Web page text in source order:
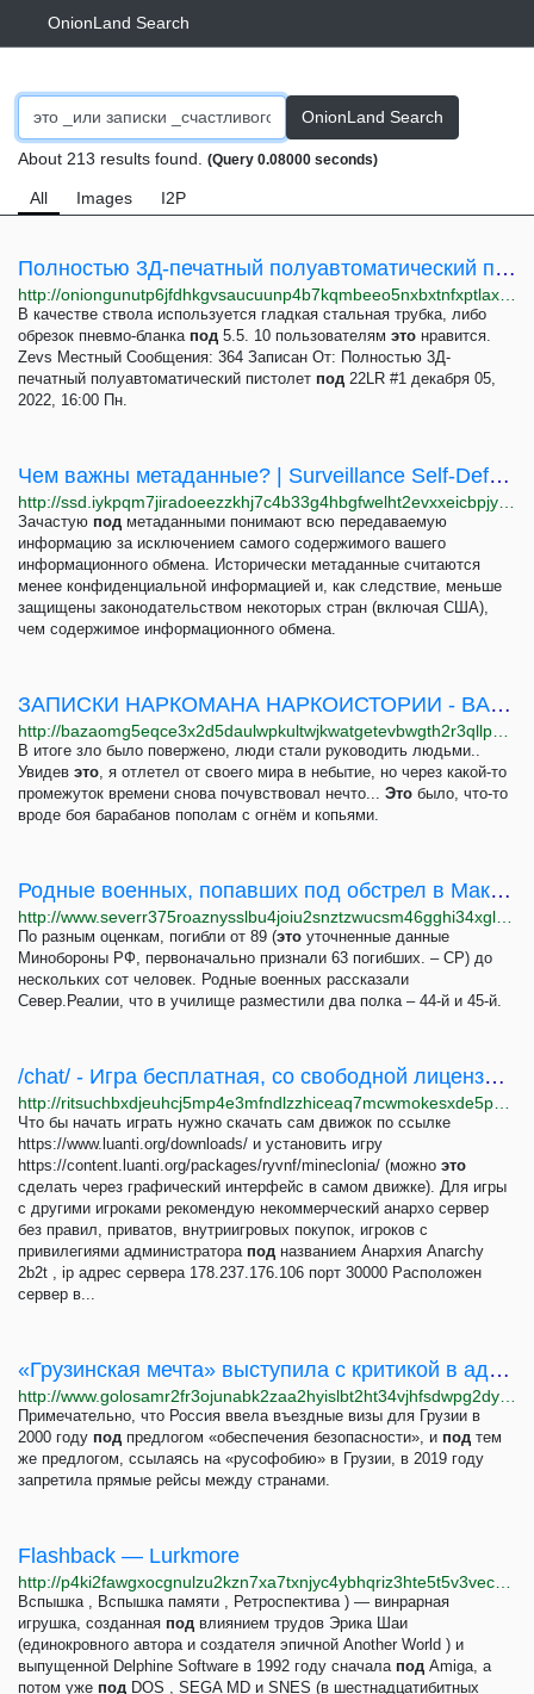
OnionLand Search
OnionLand Search
About 213 results found. (Query 0.08000 seconds)
All Images I2P
Полностью 3Д-печатный полуавтоматический пистолет под 22LR
В качестве ствола используется гладкая стальная трубка, либо
обрезок пневмо-бланка под 5.5. 10 пользователям это нравится.
Zevs Местный Сообщения: 364 Записан От: Полностью 3Д-
печатный полуавтоматический пистолет под 22LR #1 декабря 05,
2022, 16:00 Пн.
Чем важны метаданные? | Surveillance Self-Defense
Зачастую под метаданными понимают всю передаваемую
информацию за исключением самого содержимого вашего
информационного обмена. Исторически метаданные считаются
менее конфиденциальной информацией и, как следствие, меньше
защищены законодательством некоторых стран (включая США),
чем содержимое информационного обмена.
ЗАПИСКИ НАРКОМАНА НАРКОИСТОРИИ - BAZA!
В итоге зло было повержено, люди стали руководить людьми..
Увидев это, я отлетел от своего мира в небытие, но через какой-то
промежуток времени снова почувствовал нечто... Это было, что-то
вроде боя барабанов пополам с огнём и копьями.
Родные военных, попавших под обстрел в Макеевке: "Кругом кровь и мясо"
По разным оценкам, погибли от 89 (это уточненные данные
Минобороны РФ, первоначально признали 63 погибших. – СР) до
нескольких сот человек. Родные военных рассказали
Север.Реалии, что в училище разместили два полка – 44-й и 45-й.
/chat/ - Игра бесплатная, со свободной лицензией, открытым исходным кодом как и движок, имеется...
Что бы начать играть нужно скачать сам движок по ссылке
https://www.luanti.org/downloads/ и установить игру
https://content.luanti.org/packages/ryvnf/mineclonia/ (можно это
сделать через графический интерфейс в самом движке). Для игры
с другими игроками рекомендую некоммерческий анархо сервер
без правил, приватов, внутриигровых покупок, игроков с
привилегиями администратора под названием Анархия Anarchy
2b2t , ip адрес сервера 178.237.176.106 порт 30000 Расположен
сервер в...
«Грузинская мечта» выступила с критикой в адрес США
Примечательно, что Россия ввела въездные визы для Грузии в
2000 году под предлогом «обеспечения безопасности», и под тем
же предлогом, ссылаясь на «русофобию» в Грузии, в 2019 году
запретила прямые рейсы между странами.
Flashback — Lurkmore
Вспышка , Вспышка памяти , Ретроспектива ) — винрарная
игрушка, созданная под влиянием трудов Эрика Шаи
(единокровного автора и создателя эпичной Another World ) и
выпущенной Delphine Software в 1992 году сначала под Amiga, а
потом уже под DOS , SEGA MD и SNES (в шестнадцатибитных